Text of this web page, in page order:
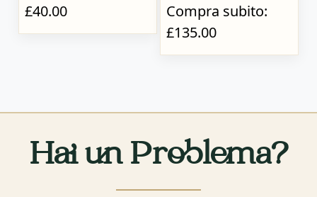
£40.00
Compra subito:
£135.00
Hai un Problema?